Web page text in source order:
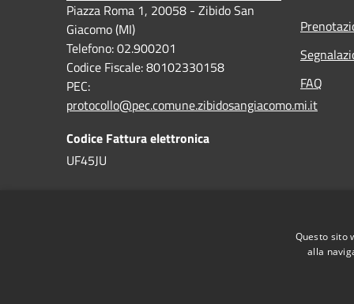
Piazza Roma 1, 20058 - Zibido San
Giacomo (MI)
Telefono: 02.900201
Codice Fiscale: 80102330158
PEC:
protocollo@pec.comune.zibidosangiacomo.mi.it
Codice Fattura elettronica
UF45JU
FAQ
Questo sito
alla